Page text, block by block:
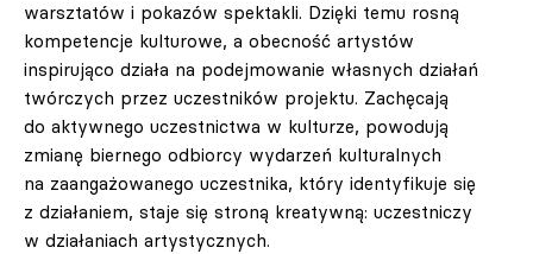
warsztatów i pokazów spektakli. Dzięki temu rosną
kompetencje kulturowe, a obecność artystów
inspirująco działa na podejmowanie własnych działań
twórczych przez uczestników projektu. Zachęcają
do aktywnego uczestnictwa w kulturze, powodują
zmianę biernego odbiorcy wydarzeń kulturalnych
na zaangażowanego uczestnika, który identyfikuje się
z działaniem, staje się stroną kreatywną: uczestniczy
w działaniach artystycznych.